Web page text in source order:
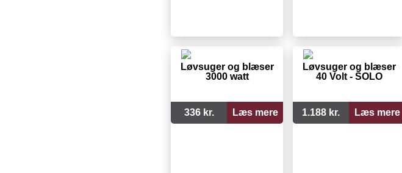
Løvsuger og blæser
3000 watt
336 kr. Læs mere
Løvsuger og blæser
40 Volt - SOLO
1.188 kr. Læs mere